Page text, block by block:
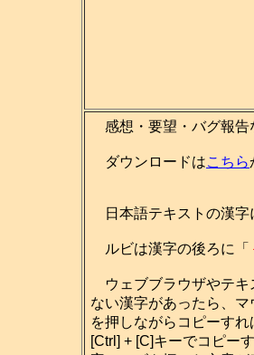
感想・要望・バグ報告
ダウンロードはこちら
日本語テキストの漢字
ルビは漢字の後ろに「
ウェブブラウザやテキ
ない漢字があったら、
を押しながらコピーす
[Ctrl] + [C]キーでコピー